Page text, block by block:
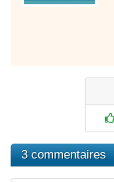
3 commentaires